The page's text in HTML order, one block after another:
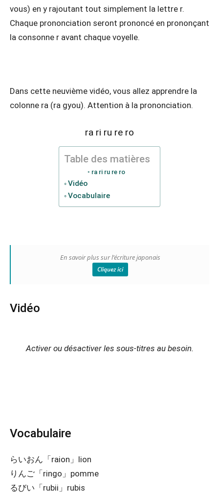
vous) en y rajoutant tout simplement la lettre r.
Chaque prononciation seront prononcé en prononçant
la consonne r avant chaque voyelle.
Dans cette neuvième vidéo, vous allez apprendre la
colonne ra (ra gyou). Attention à la prononciation.
ra ri ru re ro
Table des matières
ra ri ru re ro
Vidéo
Vocabulaire
En savoir plus sur l’écriture japonais
Cliquez ici
Vidéo
Activer ou désactiver les sous-titres au besoin.
Vocabulaire
らいおん「raion」lion
りんご「ringo」pomme
るびい「rubii」rubis